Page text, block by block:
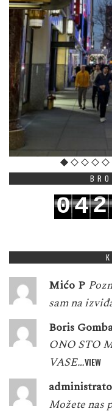
042
Mićo P
sam na
Boris
ONO STO
VASE…VIEW
Možete nas